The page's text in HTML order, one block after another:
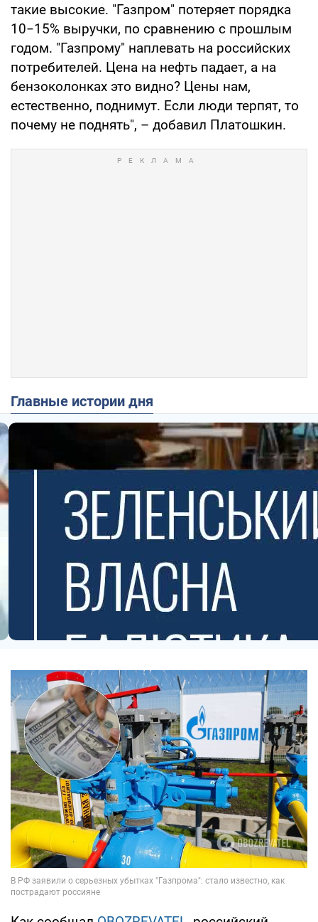
такие высокие. "Газпром" потеряет порядка
10−15% выручки, по сравнению с прошлым
годом. "Газпрому" наплевать на российских
потребителей. Цена на нефть падает, а на
бензоколонках это видно? Цены нам,
естественно, поднимут. Если люди терпят, то
почему не поднять", – добавил Платошкин.
Главные истории дня